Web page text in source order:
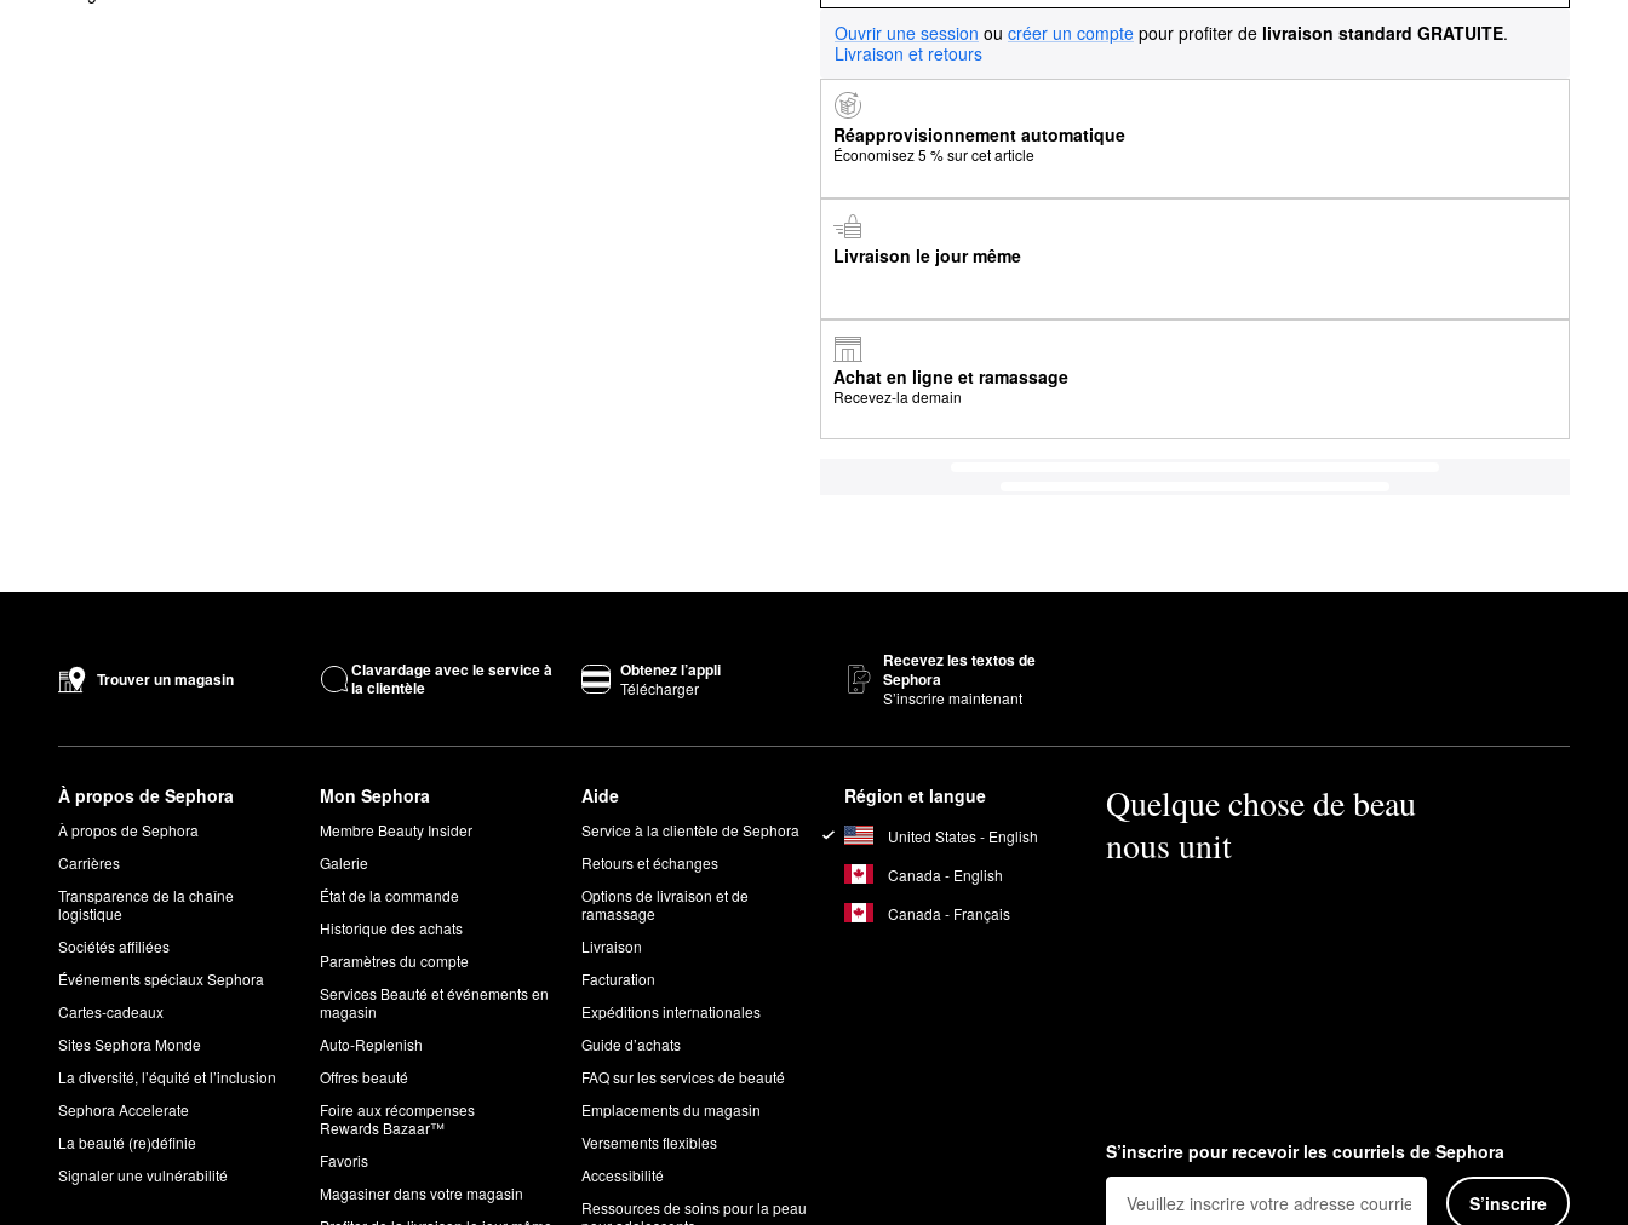
Ouvrir une session ou créer un compte pour profiter de livraison standard GRATUITE.
Livraison et retours
Réapprovisionnement automatique
Économisez 5 % sur cet article
Livraison le jour même
Achat en ligne et ramassage
Recevez-la demain
Trouver un magasin
Clavardage avec le service à
la clientèle
Obtenez l’appli
Télécharger
Recevez les textos de
Sephora
S’inscrire maintenant
À propos de Sephora
À propos de Sephora
Carrières
Transparence de la chaîne
logistique
Sociétés affiliées
Événements spéciaux Sephora
Cartes-cadeaux
Sites Sephora Monde
La diversité, l’équité et l’inclusion
Sephora Accelerate
La beauté (re)définie
Signaler une vulnérabilité
Mon Sephora
Membre Beauty Insider
Galerie
État de la commande
Historique des achats
Paramètres du compte
Services Beauté et événements en
magasin
Auto-Replenish
Offres beauté
Foire aux récompenses
Rewards Bazaar™
Favoris
Magasiner dans votre magasin
Aide
Service à la clientèle de Sephora
Retours et échanges
Options de livraison et de
ramassage
Livraison
Facturation
Expéditions internationales
Guide d’achats
FAQ sur les services de beauté
Emplacements du magasin
Versements flexibles
Accessibilité
Ressources de soins pour la peau
Région et langue
United States - English
Canada - English
Canada - Français
Quelque chose de beau
nous unit
S’inscrire pour recevoir les courriels de Sephora
S’inscrire